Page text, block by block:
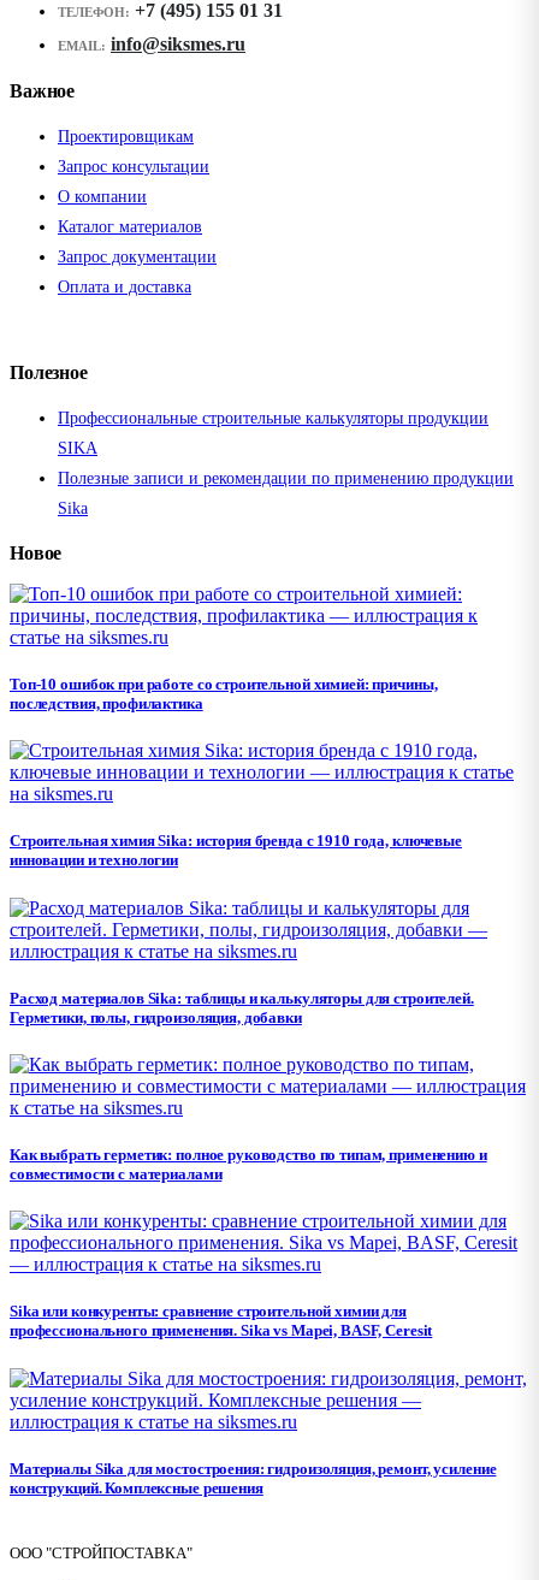
ТЕЛЕФОН: +7 (495) 155 01 31
EMAIL: info@siksmes.ru
Важное
Проектировщикам
Запрос консультации
О компании
Каталог материалов
Запрос документации
Оплата и доставка
Полезное
Профессиональные строительные калькуляторы продукции
SIKA
Полезные записи и рекомендации по применению продукции
Sika
Новое
Топ-10 ошибок при работе со строительной химией: причины,
последствия, профилактика
Строительная химия Sika: история бренда с 1910 года, ключевые
инновации и технологии
Расход материалов Sika: таблицы и калькуляторы для строителей.
Герметики, полы, гидроизоляция, добавки
Как выбрать герметик: полное руководство по типам, применению и
совместимости с материалами
Sika или конкуренты: сравнение строительной химии для
профессионального применения. Sika vs Mapei, BASF, Ceresit
Материалы Sika для мостостроения: гидроизоляция, ремонт, усиление
конструкций. Комплексные решения
ООО "СТРОЙПОСТАВКА"